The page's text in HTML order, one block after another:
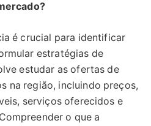
é crucial para identificar
estratégias de
estudar as ofertas de
na região, incluindo preços,
serviços oferecidos e
o que a